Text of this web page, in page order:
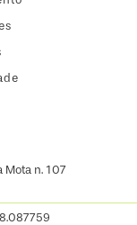
Mota n. 107